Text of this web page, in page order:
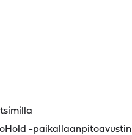
-paikallaanpitoavustin